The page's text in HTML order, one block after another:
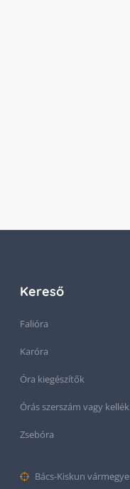
Kereső
Falióra
Karóra
Óra kiegészítők
Órás szerszám vagy kellék
Zsebóra
Bács-Kiskun vármegye